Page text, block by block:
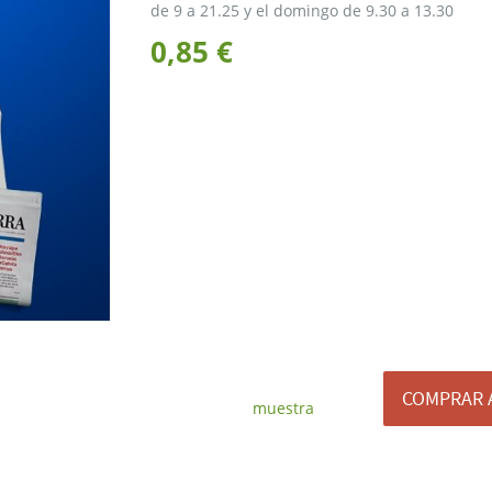
de 9 a 21.25 y el domingo de 9.30 a 13.30
0,85 €
muestra COMPRAR